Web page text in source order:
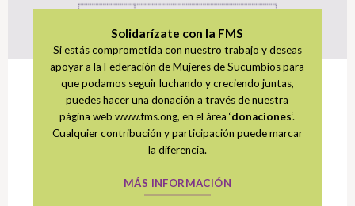
Solidarízate con la FMS
Si estás comprometida con nuestro trabajo y deseas
apoyar a la Federación de Mujeres de Sucumbíos para
que podamos seguir luchando y creciendo juntas,
puedes hacer una donación a través de nuestra
página web www.fms.ong, en el área ‘donaciones‘.
Cualquier contribución y participación puede marcar
la diferencia.
MÁS INFORMACIÓN